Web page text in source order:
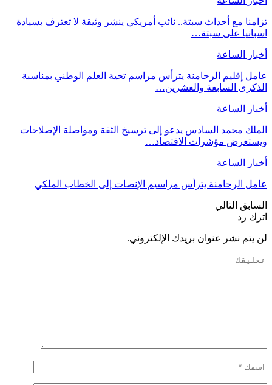
تزامنا مع أحداث سبتة.. نائب أمريكي ينشر وثيقة لا تعترف بسيادة
اسبانيا على سبتة…
أخبار الساعة
عامل إقليم الرحامنة يترأس مراسم تحية العلم الوطني بمناسبة
الذكرى السابعة والعشرين…
أخبار الساعة
الملك محمد السادس يدعو إلى ترسيخ الثقة ومواصلة الإصلاحات
ويستعرض مؤشرات الاقتصاد…
أخبار الساعة
عامل الرحامنة يترأس مراسيم الإنصات إلى الخطاب الملكي
السابق التالي
اترك رد
لن يتم نشر عنوان بريدك الإلكتروني.